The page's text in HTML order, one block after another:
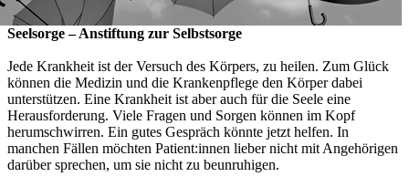
Seelsorge – Anstiftung zur Selbstsorge
Jede Krankheit ist der Versuch des Körpers, zu heilen. Zum Glück
können die Medizin und die Krankenpflege den Körper dabei
unterstützen. Eine Krankheit ist aber auch für die Seele eine
Herausforderung. Viele Fragen und Sorgen können im Kopf
herumschwirren. Ein gutes Gespräch könnte jetzt helfen. In
manchen Fällen möchten Patient:innen lieber nicht mit Angehörigen
darüber sprechen, um sie nicht zu beunruhigen.